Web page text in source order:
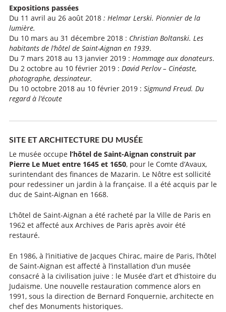
Expositions passées
Du 11 avril au 26 août 2018 : Helmar Lerski. Pionnier de la
lumière.
Du 10 mars au 31 décembre 2018 : Christian Boltanski. Les
habitants de l’hôtel de Saint-Aignan en 1939.
Du 7 mars 2018 au 13 janvier 2019 : Hommage aux donateurs.
Du 2 octobre au 10 février 2019 : David Perlov – Cinéaste,
photographe, dessinateur.
Du 10 octobre 2018 au 10 février 2019 : Sigmund Freud. Du
regard à l’écoute
SITE ET ARCHITECTURE DU MUSÉE
Le musée occupe l’hôtel de Saint-Aignan construit par
Pierre Le Muet entre 1645 et 1650, pour le Comte d’Avaux,
surintendant des finances de Mazarin. Le Nôtre est sollicité
pour redessiner un jardin à la française. Il a été acquis par le
duc de Saint-Aignan en 1668.
L’hôtel de Saint-Aignan a été racheté par la Ville de Paris en
1962 et affecté aux Archives de Paris après avoir été
restauré.
En 1986, à l’initiative de Jacques Chirac, maire de Paris, l’hôtel
de Saint-Aignan est affecté à l’installation d’un musée
consacré à la civilisation juive : le Musée d’art et d’histoire du
Judaïsme. Une nouvelle restauration commence alors en
1991, sous la direction de Bernard Fonquernie, architecte en
chef des Monuments historiques.